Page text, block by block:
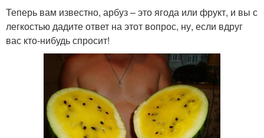
Теперь вам известно, арбуз – это ягода или фрукт, и вы с
легкостью дадите ответ на этот вопрос, ну, если вдруг
вас кто-нибудь спросит!